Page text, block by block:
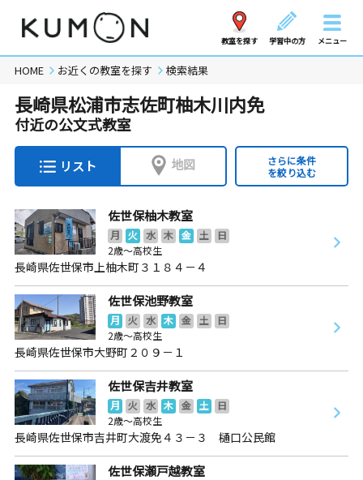
教室を探す 学習中の方 メニュー
HOME お近くの教室を探す 検索結果
長崎県松浦市志佐町柚木川内免
付近の公文式教室
リスト 地図
さらに条件
を絞り込む
佐世保柚木教室
月 火 水 木 金 土
日
2歳～高校生
長崎県佐世保市上柚木町３１８４－４
佐世保池野教室
月 火 水 木 金 土
日
2歳～高校生
長崎県佐世保市大野町２０９－１
佐世保吉井教室
月 火 水 木 金 土
日
2歳～高校生
長崎県佐世保市吉井町大渡免４３－３ 樋口公民館
佐世保瀬戸越教室